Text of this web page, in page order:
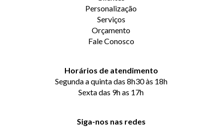
Personalização
Serviços
Orçamento
Fale Conosco
Horários de atendimento
Segunda a quinta das 8h30 às 18h
Sexta das 9h as 17h
Siga-nos nas redes